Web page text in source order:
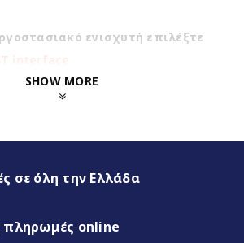
ενισχυτή επιλέξτε
interface
| 4+64GB
SHOW MORE
σε όλη την Ελλάδα
πληρωμές online